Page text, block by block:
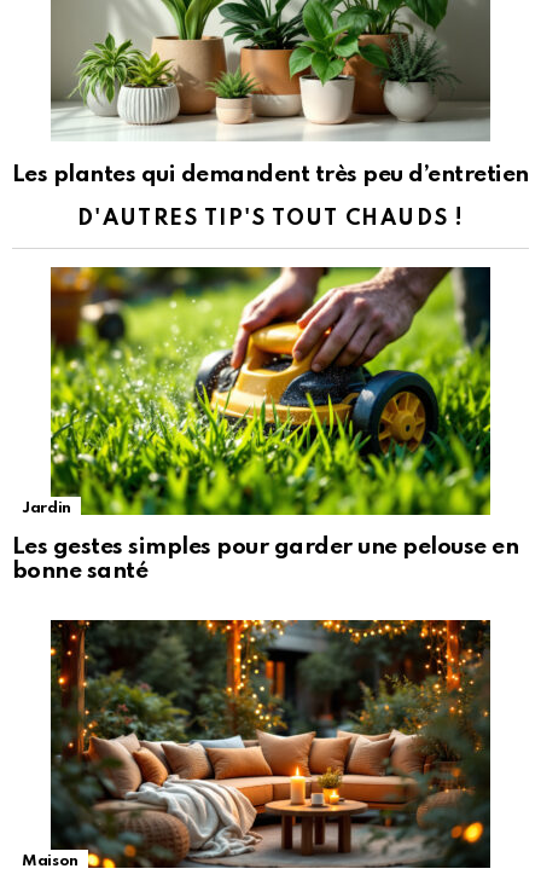
Les plantes qui demandent très peu d’entretien
D'AUTRES TIP'S TOUT CHAUDS !
Jardin
Les gestes simples pour garder une pelouse en
bonne santé
Maison